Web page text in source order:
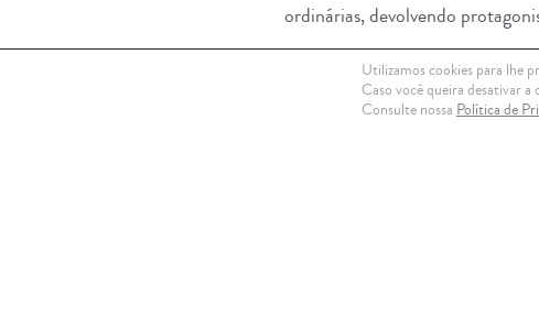
ordinárias, devolvendo
A medida não representa uma
parcial dos processos enquanto
Utilizamos cookies para lhe
Caso você queira desativar
Consulte nossa Política de